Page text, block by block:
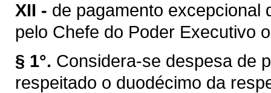
XII - de pagamento excepcional
pelo Chefe do Poder Executivo
§ 1°. Considera-se despesa de
respeitado o duodécimo da